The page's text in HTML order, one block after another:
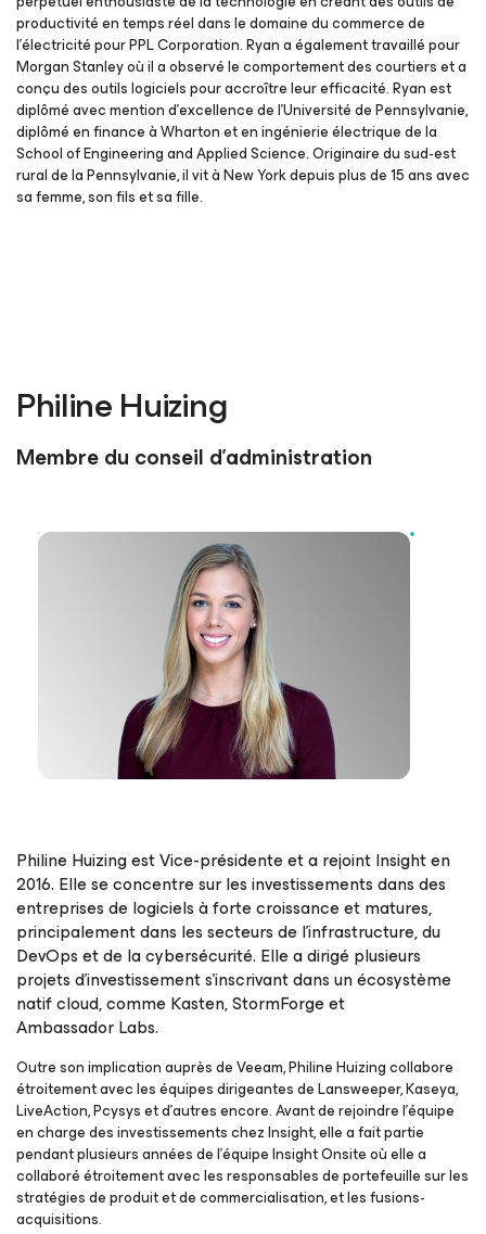
productivité en temps réel dans le domaine du commerce de
l’électricité pour PPL Corporation. Ryan a également travaillé pour
Morgan Stanley où il a observé le comportement des courtiers et a
conçu des outils logiciels pour accroître leur efficacité. Ryan est
diplômé avec mention d’excellence de l’Université de Pennsylvanie,
diplômé en finance à Wharton et en ingénierie électrique de la
School of Engineering and Applied Science. Originaire du sud-est
rural de la Pennsylvanie, il vit à New York depuis plus de 15 ans avec
sa femme, son fils et sa fille.
Philine Huizing
Membre du conseil d’administration
Philine Huizing est Vice-présidente et a rejoint Insight en
2016. Elle se concentre sur les investissements dans des
entreprises de logiciels à forte croissance et matures,
principalement dans les secteurs de l’infrastructure, du
DevOps et de la cybersécurité. Elle a dirigé plusieurs
projets d’investissement s’inscrivant dans un écosystème
natif cloud, comme Kasten, StormForge et
Ambassador Labs.
Outre son implication auprès de Veeam, Philine Huizing collabore
étroitement avec les équipes dirigeantes de Lansweeper, Kaseya,
LiveAction, Pcysys et d’autres encore. Avant de rejoindre l’équipe
en charge des investissements chez Insight, elle a fait partie
pendant plusieurs années de l’équipe Insight Onsite où elle a
collaboré étroitement avec les responsables de portefeuille sur les
stratégies de produit et de commercialisation, et les fusions-
acquisitions.